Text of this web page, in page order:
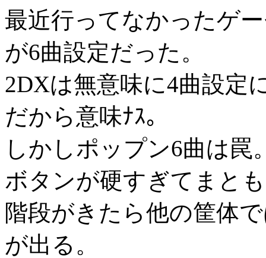
最近行ってなかったゲ
が6曲設定だった。
2DXは無意味に4曲設定
だから意味ﾅｽ。
しかしポップン6曲は罠
ボタンが硬すぎてまと
階段がきたら他の筐体
が出る。